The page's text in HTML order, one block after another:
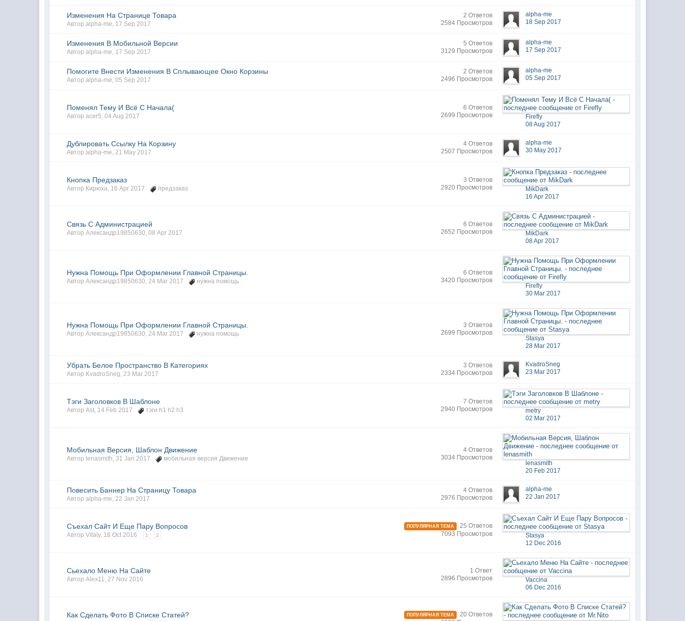
Изменения На Странице Товара
Авторalpha-me, 17 Sep 2017
2 Ответов
2584 Просмотров
alpha-me
18 Sep 2017
Изменения В Мобильной Версии
Авторalpha-me, 17 Sep 2017
5 Ответов
3129 Просмотров
alpha-me
17 Sep 2017
Помогите Внести Изменения В Сплывающее Окно Корзины
Авторalpha-me,05 Sep 2017
2 Ответов
2496 Просмотров
alpha-me
05 Sep 2017
Поменял Тему И Всё С Начала(
Авторacer5,04 Aug 2017
6 Ответов
2699 Просмотров
Firefly
08 Aug 2017
Дублировать Ссылку На Корзину
Авторalpha-me,21 May 2017
4 Ответов
2507 Просмотров
alpha-me
30 May 2017
Кнопка Предзаказ
Автор Кирюха, 16 Apr 2017 предзаказ
3 Ответов
2920 Просмотров
MikDark
16 Apr 2017
Связь С Администрацией
АвторАлександр19850630,08 Apr 2017
6 Ответов
2652 Просмотров
MikDark
08 Apr 2017
Нужна Помощь При Оформлении Главной Страницы.
АвторАлександр19850630,24 Mar 2017 нужна помощь
6 Ответов
3420 Просмотров
Firefly
30 Mar 2017
Нужна Помощь При Оформлении Главной Страницы.
АвторАлександр19850630,24 Mar 2017 нужна помощь
3 Ответов
2699 Просмотров
Stasya
28 Mar 2017
Убрать Белое Пространство В Категориях
Автор KvadroSneg,23 Mar 2017
3 Ответов
2334 Просмотров
KvadroSneg
23 Mar 2017
Тэги Заголовков В Шаблоне
АвторAst, 14 Feb 2017 тэги h1 h2 h3
7 Ответов
2940 Просмотров
metry
02 Mar 2017
Мобильная Версия, Шаблон Движение
Автор lenasmith,31 Jan 2017 мобильная версия Движение
4 Ответов
3034 Просмотров
lenasmith
20 Feb 2017
Повесить Баннер На Страницу Товара
Авторalpha-me,22 Jan 2017
4 Ответов
2976 Просмотров
alpha-me
22 Jan 2017
Съехал Сайт И Еще Пару Вопросов
АвторVitaly, 18 Oct 2016 1 2
ПОПУЛЯРНАЯ ТЕМА
25 Ответов
7093 Просмотров
Stasya
12 Dec 2016
Сьехало Меню На Сайте
АвторAlex11,27 Nov 2016
1 Ответ
2896 Просмотров
Vaccina
06 Dec 2016
Как Сделать Фото В Списке Статей? ПОПУЛЯРНАЯ ТЕМА
20 Ответов